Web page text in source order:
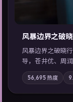
风暴边界之破
风暴边界之破晓
导，苍井优、周
科技与人性的边
气质；站内亦可
索同类型高分佳
56,695 热度